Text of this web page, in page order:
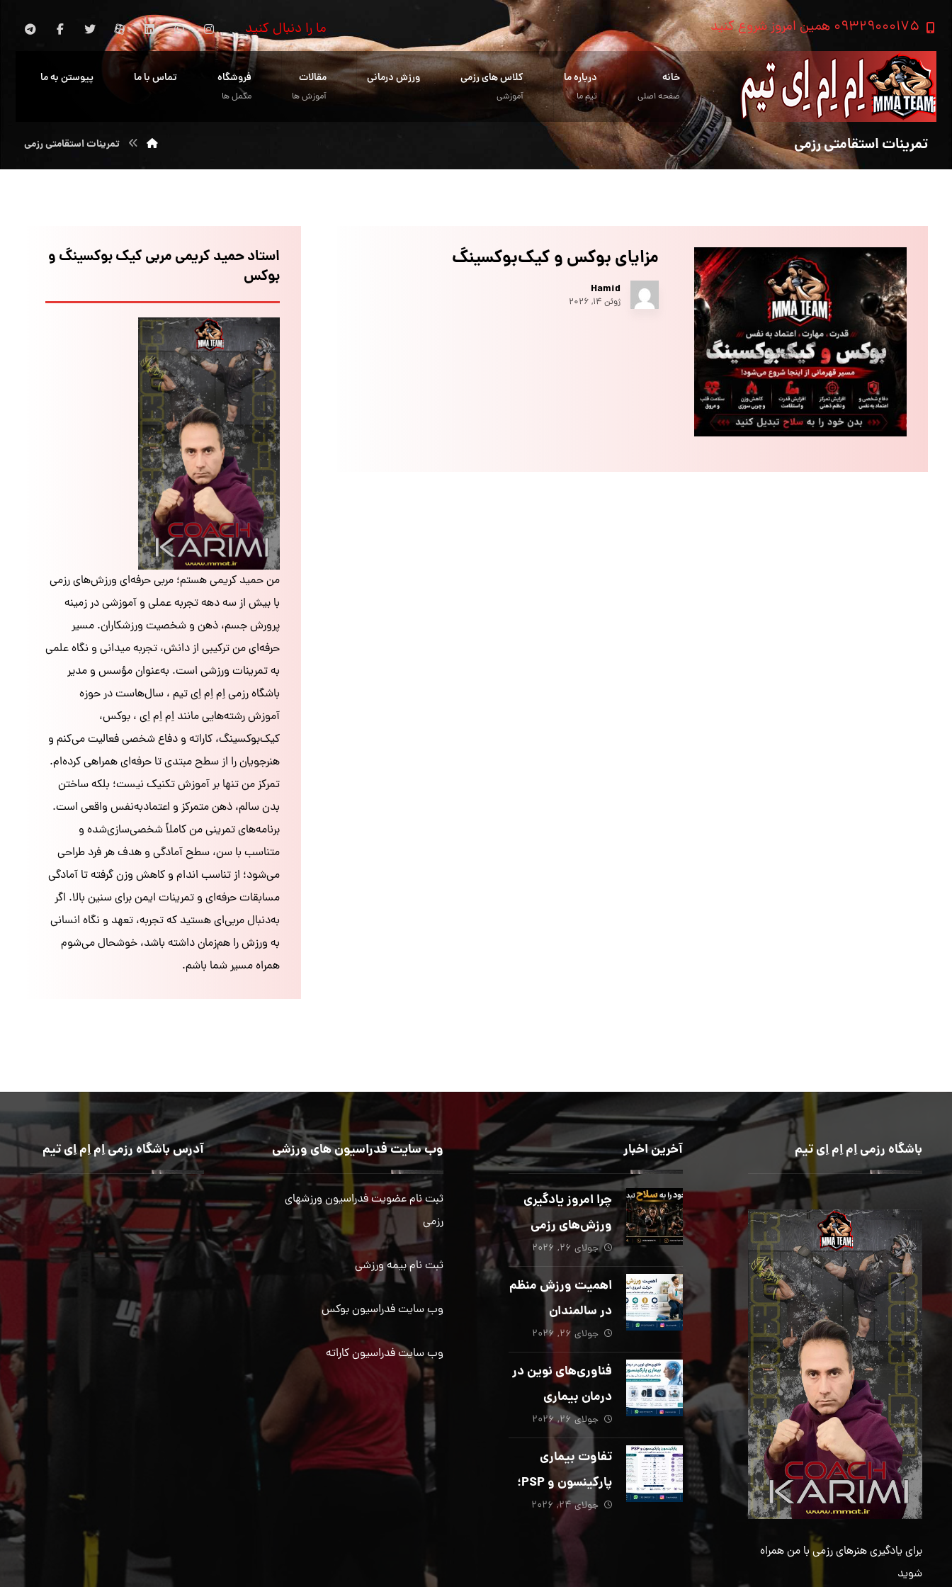
۰۹۳۲۹۰۰۰۱۷۵ همین امروز شروع کنید ما را دنبال کنید
خانه
صفحه اصلی
درباره ما
تیم ما
کلاس های رزمی
آموزشی
ورزش درمانی مقالات
آموزش ها
فروشگاه
مکمل ها
تماس با ما پیوستن به ما
تمرینات استقامتی رزمی تمرینات استقامتی رزمی
مزایای بوکس و کیک‌بوکسینگ
Hamid
ژوئن ۱۴, ۲۰۲۶
استاد حمید کریمی مربی کیک بوکسینگ و
بوکس
من حمید کریمی هستم؛ مربی حرفه‌ای ورزش‌های رزمی
با بیش از سه دهه تجربه عملی و آموزشی در زمینه
پرورش جسم، ذهن و شخصیت ورزشکاران. مسیر
حرفه‌ای من ترکیبی از دانش، تجربه میدانی و نگاه علمی
به تمرینات ورزشی است. به‌عنوان مؤسس و مدیر
باشگاه رزمی اِم اِم اِی تیم ، سال‌هاست در حوزه
آموزش رشته‌هایی مانند اِم اِم اِی ، بوکس،
کیک‌بوکسینگ، کاراته و دفاع شخصی فعالیت می‌کنم و
هنرجویان را از سطح مبتدی تا حرفه‌ای همراهی کرده‌ام.
تمرکز من تنها بر آموزش تکنیک نیست؛ بلکه ساختن
بدن سالم، ذهن متمرکز و اعتمادبه‌نفس واقعی است.
برنامه‌های تمرینی من کاملاً شخصی‌سازی‌شده و
متناسب با سن، سطح آمادگی و هدف هر فرد طراحی
می‌شود؛ از تناسب اندام و کاهش وزن گرفته تا آمادگی
مسابقات حرفه‌ای و تمرینات ایمن برای سنین بالا. اگر
به‌دنبال مربی‌ای هستید که تجربه، تعهد و نگاه انسانی
به ورزش را هم‌زمان داشته باشد، خوشحال می‌شوم
همراه مسیر شما باشم.
باشگاه رزمی اِم اِم اِی تیم
برای یادگیری هنرهای رزمی با من همراه
شوید
آخرین اخبار
چرا امروز یادگیری
ورزش‌های رزمی
بیش از هر زمان
دیگری ضروری
است؟
جولای ۲۶, ۲۰۲۶
اهمیت ورزش منظم
در سالمندان
جولای ۲۶, ۲۰۲۶
فناوری‌های نوین در
درمان بیماری
پارکینسون؛ از هوش
مصنوعی تا تحریک
عمقی مغز
جولای ۲۶, ۲۰۲۶
تفاوت بیماری
پارکینسون و PSP؛
از تشخیص تا
توانبخشی تخصصی
در منزل_بخش پنجم
جولای ۲۴, ۲۰۲۶
وب سایت فدراسیون های ورزشی
ثبت نام عضویت فدراسیون ورزشهای
رزمی
ثبت نام بیمه ورزشی
وب سایت فدراسیون بوکس
وب سایت فدراسیون کاراته
آدرس باشگاه رزمی اِم اِم اِی تیم